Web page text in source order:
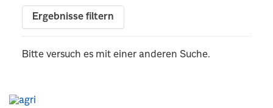
Ergebnisse filtern
Bitte versuch es mit einer anderen Suche.